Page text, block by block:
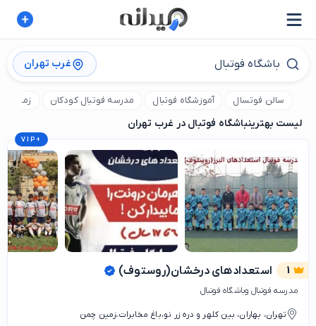
غرب تهران
سالن فوتسال آموزشگاه فوتبال مدرسه فوتبال کودکان زمین
لیست بهترینباشگاه فوتبال در غرب تهران
VIP +
1 استعدادهای درخشان(روستوف)
مدرسه فوتبال وباشگاه فوتبال
تهران، بهاران، بین کلهر و دره زر نو،باغ مخابرات،زمین چمن